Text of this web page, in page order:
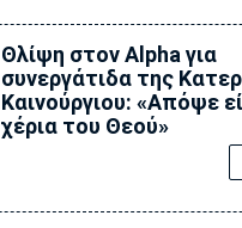
Θλίψη στον Alpha για
συνεργάτιδα της
Καινούργιου: «Απόψε
χέρια του Θεού»